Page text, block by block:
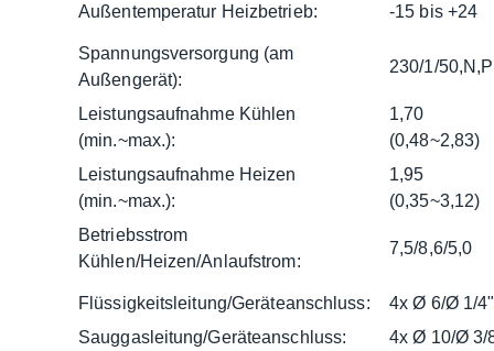
Außentemperatur Heizbetrieb:
-15 bis +24
Spannungsversorgung (am
Außengerät):
230/1/
Leistungsaufnahme Kühlen
(min.~max.):
1,70
(0,48~2,83)
Leistungsaufnahme Heizen
(min.~max.):
1,95
(0,35~3,12)
Betriebsstrom
Kühlen/Heizen/Anlaufstrom:
7,5/8,6/5,0
Flüssigkeitsleitung/Geräteanschluss:
4x Ø 6/Ø 1/4"
Sauggasleitung/Geräteanschluss:
4x Ø 10/Ø 3/